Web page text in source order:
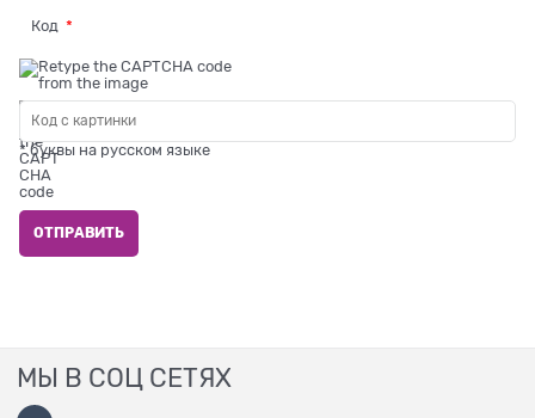
Код
* буквы на русском языке
МЫ В СОЦ СЕТЯХ